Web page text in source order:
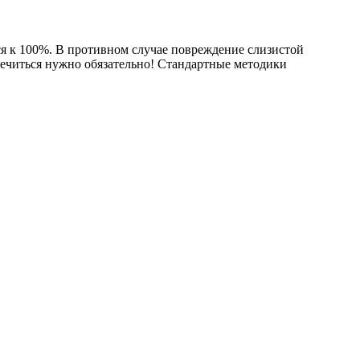
100%. В противном случае повреждение слизистой
нужно обязательно! Стандартные методики